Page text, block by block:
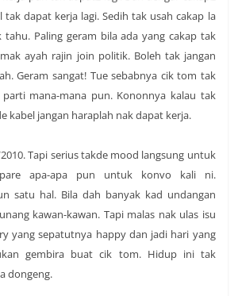
tak dapat kerja lagi. Sedih tak usah cakap la
Paling geram bila ada yang cakap tak
ayah rajin join politik. Boleh tak jangan
Geram sangat! Tue sebabnya cik tom tak
mana-mana pun. Kononnya kalau tak
kabel jangan haraplah nak dapat kerja.
Tapi serius takde mood langsung untuk
apa-apa pun untuk konvo kali ni.
satu hal. Bila dah banyak kad undangan
kawan-kawan. Tapi malas nak ulas isu
yang sepatutnya happy dan jadi hari yang
gembira buat cik tom. Hidup ini tak
dongeng.